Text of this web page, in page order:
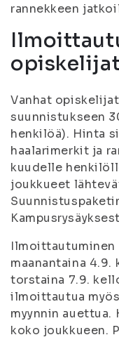
rannekkeen
opiskelijat
Vanhat
suunnistukseen
henkilöä). Hinta
haalarimerkit ja
kuudelle
joukkueet
Ilmoittautuminen
maanantaina 4.9.
torstaina 7.9.
ilmoittautua
myynnin
koko joukkueen.